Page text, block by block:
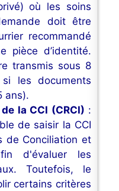
où les soins
doit être
recommandé
pièce d’identité.
transmis sous 8
les documents
ans).
la CCI (CRCI) :
de saisir la CCI
de Conciliation et
d'évaluer les
Toutefois, le
certains critères